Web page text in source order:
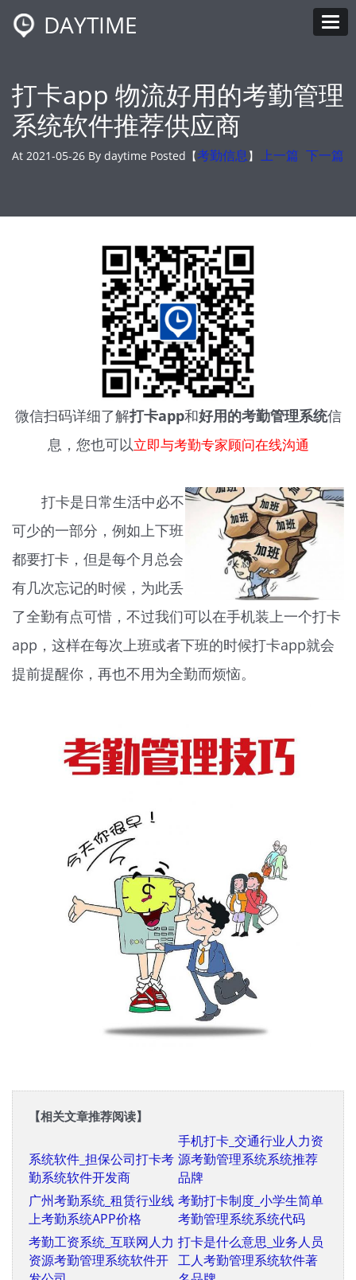
DAYTIME
打卡app 物流好用的考勤管理
系统软件推荐供应商
At 2021-05-26 By daytime Posted【考勤信息】 上一篇 下一篇
微信扫码详细了解打卡app和好用的考勤管理系统信
息，您也可以立即与考勤专家顾问在线沟通
打卡是日常生活中必不
可少的一部分，例如上下班
都要打卡，但是每个月总会
有几次忘记的时候，为此丢
了全勤有点可惜，不过我们可以在手机装上一个打卡
app，这样在每次上班或者下班的时候打卡app就会
提前提醒你，再也不用为全勤而烦恼。
【相关文章推荐阅读】
系统软件开发商
手机打卡_交通行业人力资源
考勤管理系统系统推荐品牌
广州考勤系统_租赁行业线上
考勤系统APP价格
考勤打卡制度_小学生简单考
勤管理系统系统代码
考勤工资系统_互联网人力资
源考勤管理系统软件开发公
司
打卡是什么意思_业务人员工
人考勤管理系统软件著名品
牌